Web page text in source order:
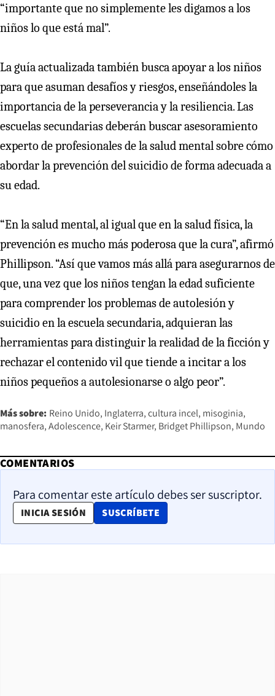
“importante que no simplemente les digamos a los
niños lo que está mal”.
La guía actualizada también busca apoyar a los niños
para que asuman desafíos y riesgos, enseñándoles la
importancia de la perseverancia y la resiliencia. Las
escuelas secundarias deberán buscar asesoramiento
experto de profesionales de la salud mental sobre cómo
abordar la prevención del suicidio de forma adecuada a
su edad.
“En la salud mental, al igual que en la salud física, la
prevención es mucho más poderosa que la cura”, afirmó
Phillipson. “Así que vamos más allá para asegurarnos de
que, una vez que los niños tengan la edad suficiente
para comprender los problemas de autolesión y
suicidio en la escuela secundaria, adquieran las
herramientas para distinguir la realidad de la ficción y
rechazar el contenido vil que tiende a incitar a los
niños pequeños a autolesionarse o algo peor”.
Más sobre: Reino Unido Inglaterra cultura incel misoginia
manosfera Adolescence Keir Starmer Bridget Phillipson Mundo
COMENTARIOS
Para comentar este artículo debes ser suscriptor.
INICIA SESIÓN SUSCRÍBETE
OPENS IN NEW WINDOW